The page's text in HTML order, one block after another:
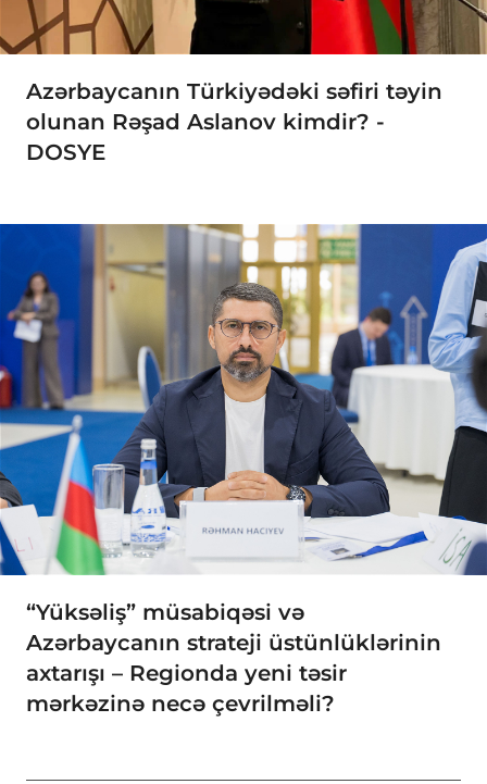
Azərbaycanın Türkiyədəki səfiri təyin
olunan Rəşad Aslanov kimdir? -
DOSYE
“Yüksəliş” müsabiqəsi və
Azərbaycanın strateji üstünlüklərinin
axtarışı – Regionda yeni təsir
mərkəzinə necə çevrilməli?